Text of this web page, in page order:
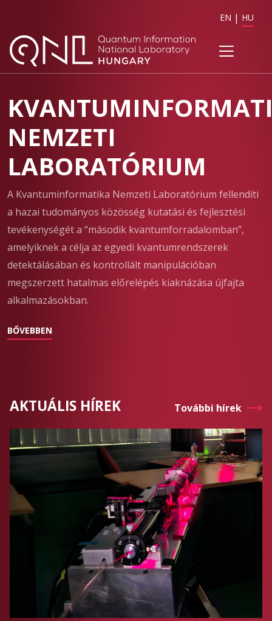
EN HU
NEMZETI
LABORATÓRIUM
A Kvantuminformatika Nemzeti Laboratórium fellendíti
a hazai tudományos közösség kutatási és fejlesztési
tevékenységét a “második kvantumforradalomban”,
amelyiknek a célja az egyedi kvantumrendszerek
detektálásában és kontrollált manipulációban
megszerzett hatalmas előrelépés kiaknázása újfajta
alkalmazásokban.
BŐVEBBEN
AKTUÁLIS HÍREK További hírek